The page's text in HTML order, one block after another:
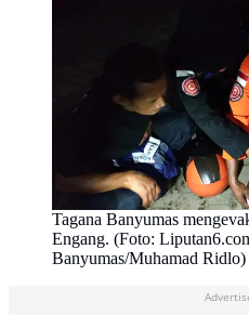
Tagana Banyumas
Engang. (Foto:
Banyumas/Muhamad Ridlo)